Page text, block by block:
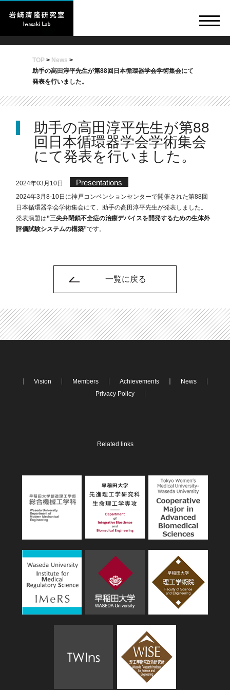
TOP> News >
助手の高田淳平先生が第88回日本循環器学会学術集会にて
発表を行いました。
助手の高田淳平先生が第88
回日本循環器学会学術集会
にて発表を行いました。
2024年03月10日 Presentations
2024年3月8-10日に神戸コンベンションセンターで開催された第88回
日本循環器学会学術集会にて、助手の高田淳平先生が発表しました。
発表演題は”三尖弁閉鎖不全症の治療デバイスを開発するための生体外
評価試験システムの構築”です。
一覧に戻る
Vision Members Achievements
News
Privacy Policy
Related links